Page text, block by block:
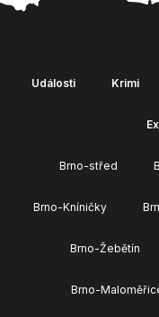
Události Krimi
Brno-střed
Brno-Kníničky
Brno-Žebětín
Brno-